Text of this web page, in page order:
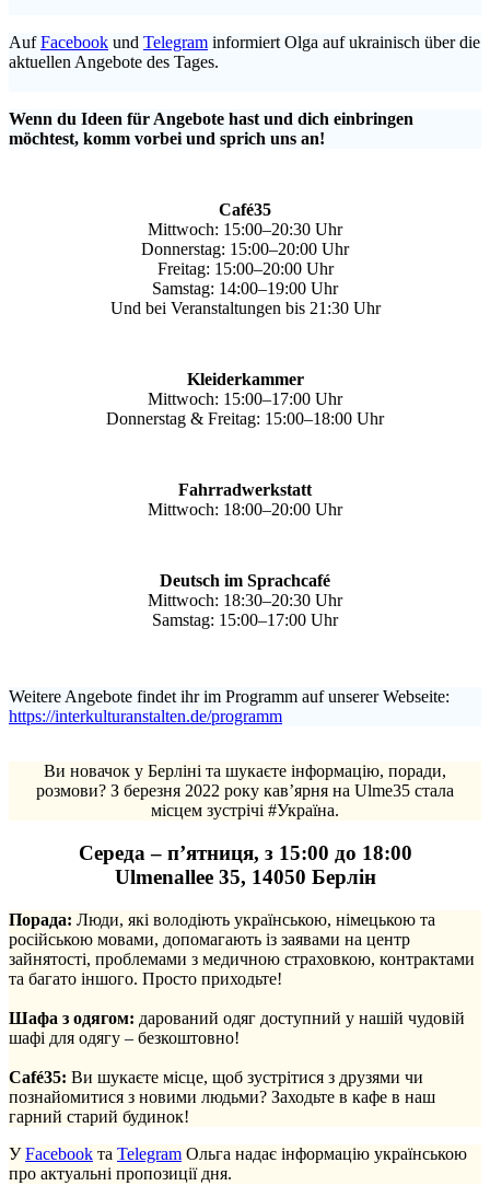
AufFacebook und Telegram informiert Olga auf ukrainisch über die
aktuellen Angebote des Tages.
Wenn du Ideen für Angebote hast und dich einbringen
möchtest, komm vorbei und sprich uns an!
Café35
Mittwoch: 15:00–20:30 Uhr
Donnerstag: 15:00–20:00 Uhr
Freitag: 15:00–20:00 Uhr
Samstag: 14:00–19:00 Uhr
Und bei Veranstaltungen bis 21:30 Uhr
Kleiderkammer
Mittwoch: 15:00–17:00 Uhr
Donnerstag & Freitag: 15:00–18:00 Uhr
Fahrradwerkstatt
Mittwoch: 18:00–20:00 Uhr
Deutsch im Sprachcafé
Mittwoch: 18:30–20:30 Uhr
Samstag: 15:00–17:00 Uhr
Weitere Angebote findet ihr im Programm auf unserer Webseite:
https://interkulturanstalten.de/programm
Ви новачок у Берліні та шукаєте інформацію, поради,
розмови? З березня 2022 року кав’ярня на Ulme35 стала
місцем зустрічі #Україна.
Середа – п’ятниця, з 15:00 до 18:00
Ulmenallee 35, 14050 Берлін
Порада: Люди, які володіють українською, німецькою та
російською мовами, допомагають із заявами на центр
зайнятості, проблемами з медичною страховкою, контрактами
та багато іншого. Просто приходьте!
Шафа з одягом: дарований одяг доступний у нашій чудовій
шафі для одягу – безкоштовно!
Café35: Ви шукаєте місце, щоб зустрітися з друзями чи
познайомитися з новими людьми? Заходьте в кафе в наш
гарний старий будинок!
УFacebook та Telegram Ольга надає інформацію українською
про актуальні пропозиції дня.